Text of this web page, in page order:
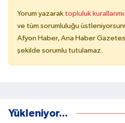
Yorum yazarak topluluk
ve tüm sorumluluğu
Afyon Haber, Ana Haber
şekilde sorumlu tutulamaz.
Yükleniyor...